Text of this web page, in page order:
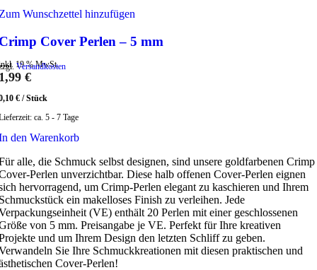
Wunschzettel hinzufügen
Cover Perlen – 5 mm
19 % MwSt.
Versandkosten
€
€ /Stück
ca. 5 - 7 Tage
den Warenkorb
alle, die Schmuck selbst designen, sind unsere goldfarbenen Crimp
Perlen unverzichtbar. Diese halb offenen Cover-Perlen eignen
hervorragend, um Crimp-Perlen elegant zu kaschieren und Ihrem
ein makelloses Finish zu verleihen. Jede
(VE) enthält 20 Perlen mit einer geschlossenen
von 5 mm. Preisangabe je VE. Perfekt für Ihre kreativen
und um Ihrem Design den letzten Schliff zu geben.
Sie Ihre Schmuckkreationen mit diesen praktischen und
Cover-Perlen!